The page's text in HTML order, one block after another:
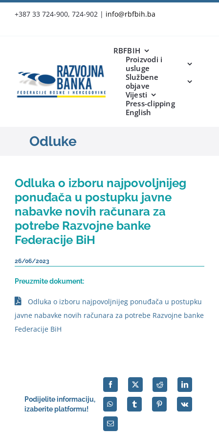
+387 33 724-900, 724-902 | info@rbfbih.ba
RBFBIH
Proizvodi i
usluge
Službene
objave
Vijesti
Press-clipping
English
Odluke
Odluka o izboru najpovoljnijeg
ponuđača u postupku javne
nabavke novih računara za
potrebe Razvojne banke
Federacije BiH
26/06/2023
Preuzmite dokument:
Odluka o izboru najpovoljnijeg ponuđača u postupku
javne nabavke novih računara za potrebe Razvojne banke
Federacije BiH
Podijelite informaciju,
izaberite platformu!